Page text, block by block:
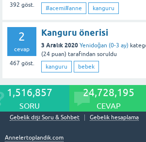
392 göst.
#acemi#anne
kanguru
2
cevap
467 göst.
Kanguru önerisi
3 Aralık 2020 Yenidoğan (0-3 ay)
(24 puan) tarafından soruldu
kanguru
bebek
1,516,857
SORU
24,728,195
CEVAP
Gebelik dışı Soru & Sohbet Gebelik hesaplama
Annelertoplandik.com